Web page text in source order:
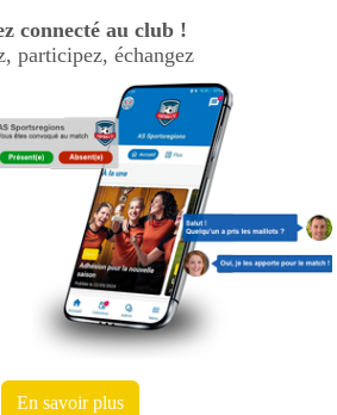
connecté au club !
participez, échangez
En savoir plus